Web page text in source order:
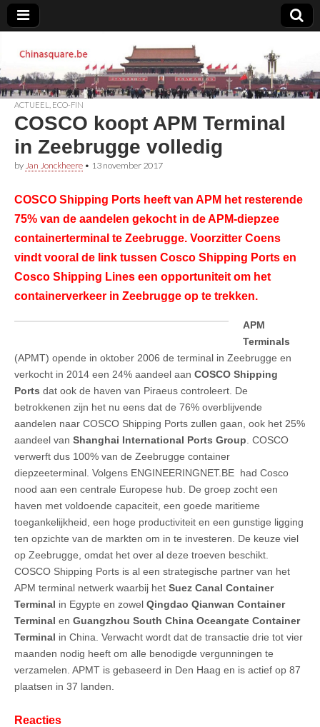
Chinasquare.be
ACTUEEL ECO-FIN
COSCO koopt APM Terminal
in Zeebrugge volledig
by Jan Jonckheere • 13 november 2017
COSCO Shipping Ports heeft van APM het resterende
75% van de aandelen gekocht in de APM-diepzee
containerterminal te Zeebrugge. Voorzitter Coens
vindt vooral de link tussen Cosco Shipping Ports en
Cosco Shipping Lines een opportuniteit om het
containerverkeer in Zeebrugge op te trekken.
APM
Terminals
(APMT) opende in oktober 2006 de terminal in Zeebrugge en
verkocht in 2014 een 24% aandeel aan COSCO Shipping
Ports dat ook de haven van Piraeus controleert. De
betrokkenen zijn het nu eens dat de 76% overblijvende
aandelen naar COSCO Shipping Ports zullen gaan, ook het 25%
aandeel van Shanghai International Ports Group. COSCO
verwerft dus 100% van de Zeebrugge container
diepzeeterminal. Volgens ENGINEERINGNET.BE had Cosco
nood aan een centrale Europese hub. De groep zocht een
haven met voldoende capaciteit, een goede maritieme
toegankelijkheid, een hoge productiviteit en een gunstige ligging
ten opzichte van de markten om in te investeren. De keuze viel
op Zeebrugge, omdat het over al deze troeven beschikt.
COSCO Shipping Ports is al een strategische partner van het
APM terminal netwerk waarbij het Suez Canal Container
Terminal in Egypte en zowel Qingdao Qianwan Container
Terminal en Guangzhou South China Oceangate Container
Terminal in China. Verwacht wordt dat de transactie drie tot vier
maanden nodig heeft om alle benodigde vergunningen te
verzamelen. APMT is gebaseerd in Den Haag en is actief op 87
plaatsen in 37 landen.
Reacties